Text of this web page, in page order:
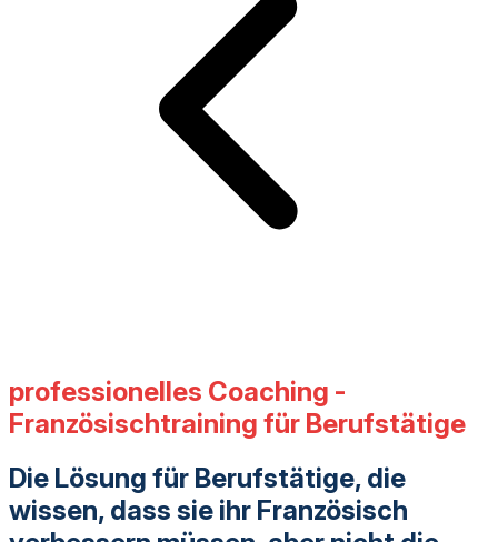
professionelles Coaching -
Französischtraining für Berufstätige
Die Lösung für Berufstätige, die
wissen, dass sie ihr Französisch